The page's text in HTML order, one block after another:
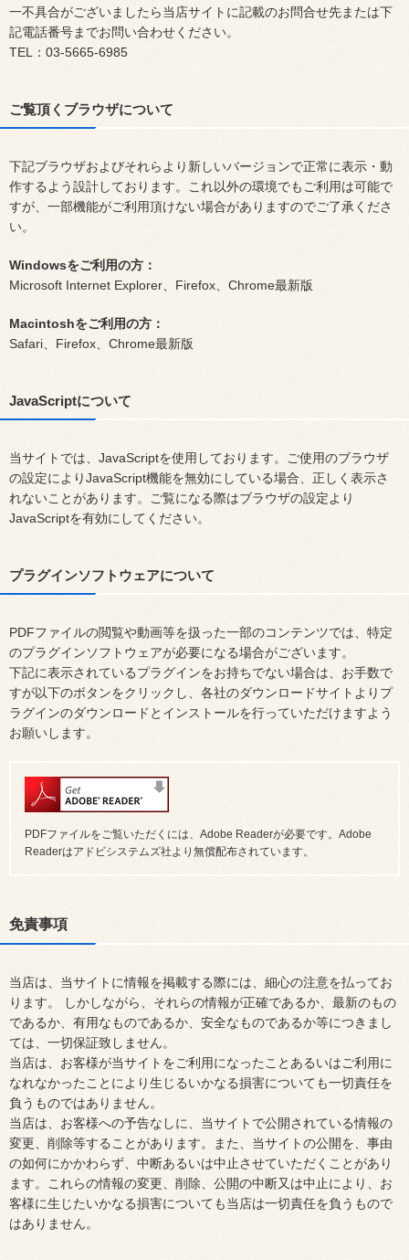
一不具合がございましたら当店サイトに記載のお問合せ先または下
記電話番号までお問い合わせください。
TEL：03-5665-6985
ご覧頂くブラウザについて
下記ブラウザおよびそれらより新しいバージョンで正常に表示・動
作するよう設計しております。これ以外の環境でもご利用は可能で
すが、一部機能がご利用頂けない場合がありますのでご了承くださ
い。
Windowsをご利用の方：
Microsoft Internet Explorer、Firefox、Chrome最新版
Macintoshをご利用の方：
Safari、Firefox、Chrome最新版
JavaScriptについて
当サイトでは、JavaScriptを使用しております。ご使用のブラウザ
の設定によりJavaScript機能を無効にしている場合、正しく表示さ
れないことがあります。ご覧になる際はブラウザの設定より
JavaScriptを有効にしてください。
プラグインソフトウェアについて
PDFファイルの閲覧や動画等を扱った一部のコンテンツでは、特定
のプラグインソフトウェアが必要になる場合がございます。
下記に表示されているプラグインをお持ちでない場合は、お手数で
すが以下のボタンをクリックし、各社のダウンロードサイトよりプ
ラグインのダウンロードとインストールを行っていただけますよう
お願いします。
PDFファイルをご覧いただくには、Adobe Readerが必要です。Adobe
Readerはアドビシステムズ社より無償配布されています。
免責事項
当店は、当サイトに情報を掲載する際には、細心の注意を払ってお
ります。 しかしながら、それらの情報が正確であるか、最新のもの
であるか、有用なものであるか、安全なものであるか等につきまし
ては、一切保証致しません。
当店は、お客様が当サイトをご利用になったことあるいはご利用に
なれなかったことにより生じるいかなる損害についても一切責任を
負うものではありません。
当店は、お客様への予告なしに、当サイトで公開されている情報の
変更、削除等することがあります。また、当サイトの公開を、事由
の如何にかかわらず、中断あるいは中止させていただくことがあり
ます。これらの情報の変更、削除、公開の中断又は中止により、お
客様に生じたいかなる損害についても当店は一切責任を負うもので
はありません。